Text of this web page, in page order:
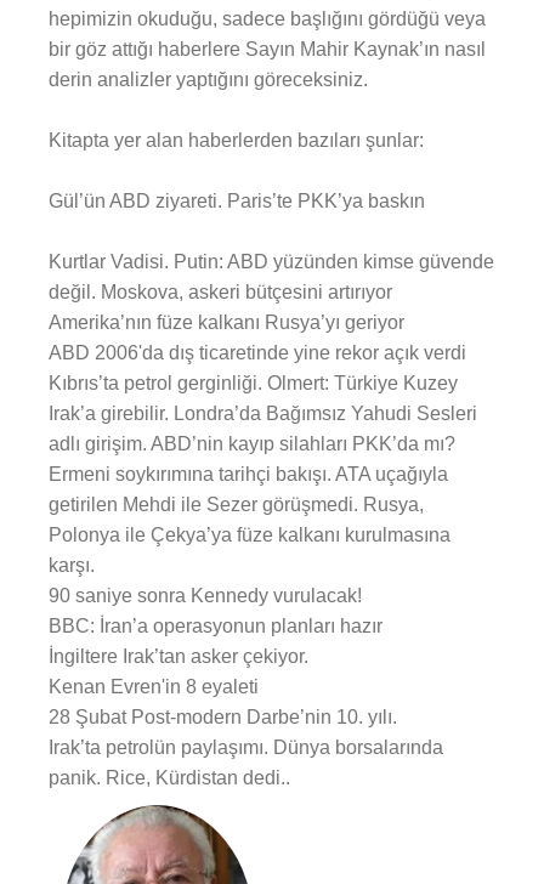
hepimizin okuduğu, sadece başlığını gördüğü veya
bir göz attığı haberlere Sayın Mahir Kaynak’ın nasıl
derin analizler yaptığını göreceksiniz.
Kitapta yer alan haberlerden bazıları şunlar:
Gül’ün ABD ziyareti. Paris’te PKK’ya baskın
Kurtlar Vadisi. Putin: ABD yüzünden kimse güvende
değil. Moskova, askeri bütçesini artırıyor
Amerika’nın füze kalkanı Rusya’yı geriyor
ABD 2006'da dış ticaretinde yine rekor açık verdi
Kıbrıs’ta petrol gerginliği. Olmert: Türkiye Kuzey
Irak’a girebilir. Londra’da Bağımsız Yahudi Sesleri
adlı girişim. ABD’nin kayıp silahları PKK’da mı?
Ermeni soykırımına tarihçi bakışı. ATA uçağıyla
getirilen Mehdi ile Sezer görüşmedi. Rusya,
Polonya ile Çekya’ya füze kalkanı kurulmasına
karşı.
90 saniye sonra Kennedy vurulacak!
BBC: İran’a operasyonun planları hazır
İngiltere Irak’tan asker çekiyor.
Kenan Evren'in 8 eyaleti
28 Şubat Post-modern Darbe’nin 10. yılı.
Irak’ta petrolün paylaşımı. Dünya borsalarında
panik. Rice, Kürdistan dedi..